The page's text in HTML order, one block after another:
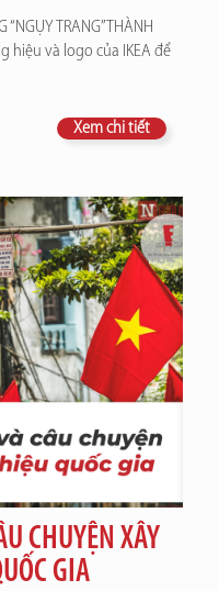
“NGỤY TRANG” THÀNH
hiệu và logo của IKEA để
Xem chi tiết
CHUYỆN XÂY
GIA